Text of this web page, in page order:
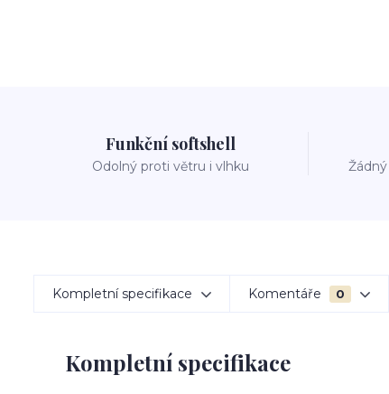
Funkční softshell
Odolný proti větru i vlhku
Kompletní specifikace Komentáře 0
Kompletní specifikace